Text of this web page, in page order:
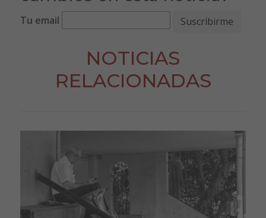
Tu email
NOTICIAS
RELACIONADAS